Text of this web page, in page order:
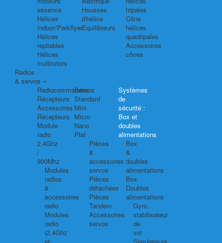
essence
Hélices
Indoor/Parkflyer
Hélices
repliables
Hélices
multirotors
Housses
d'hélice
Equilibreurs
tripales
Cône
hélices
quadripales
Accessoires
cônes
Radios
& servos
Radiocommandes
Récepteurs
Accessoires
Récepteurs
Module
radio
2.4Ghz
/
900Mhz
Modules
radios
&
accessoires
radio
Modules
radio
(2.4Ghz
et
Servos
Standard
Mini
Micro
Nano
Plat
Pièces
&
accessoires
servos
Pièces
détachées
Pièces
Tandem
Accessoires
servos
Systèmes
de
sécurité :
Box et
doubles
alimentations
Box
&
doubles
alimentations
Box
Doubles
alimentations
Gyro,
stabilisateur
de
vol
Simulateurs